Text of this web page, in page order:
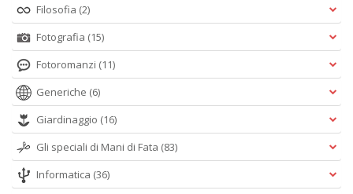
Filosofia (2)
Fotografia (15)
Fotoromanzi (11)
Generiche (6)
Giardinaggio (16)
Gli speciali di Mani di Fata (83)
Informatica (36)